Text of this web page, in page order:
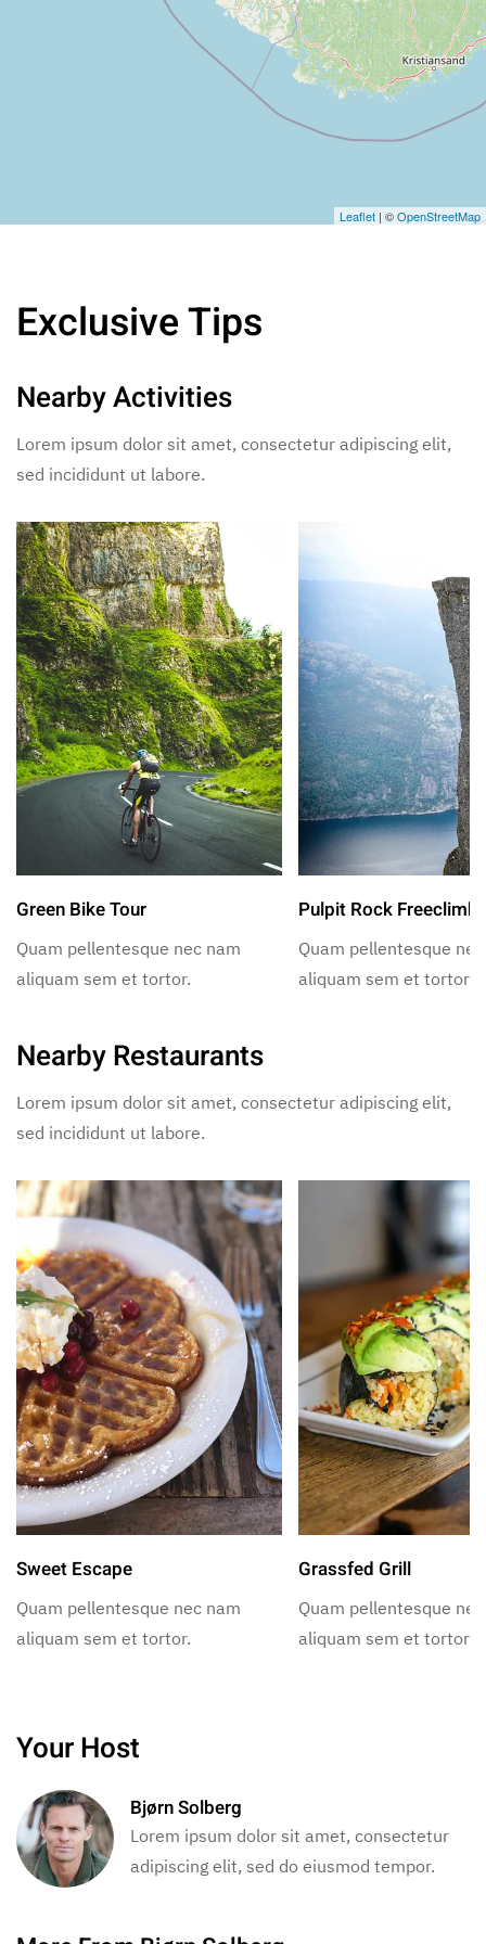
Leaflet | ©OpenStreetMap
Exclusive Tips
Nearby Activities
Lorem ipsum dolor sit amet, consectetur adipiscing elit,
sed incididunt ut labore.
Green Bike Tour
Quam pellentesque nec nam
aliquam sem et tortor.
Pulpit Rock
Quam pellentesque
aliquam sem et tortor.
Nearby Restaurants
Lorem ipsum dolor sit amet, consectetur adipiscing elit,
sed incididunt ut labore.
Sweet Escape
Quam pellentesque nec nam
aliquam sem et tortor.
Grassfed Grill
Quam pellentesque
aliquam sem et tortor.
Your Host
Bjørn Solberg
Lorem ipsum dolor sit amet, consectetur
adipiscing elit, sed do eiusmod tempor.